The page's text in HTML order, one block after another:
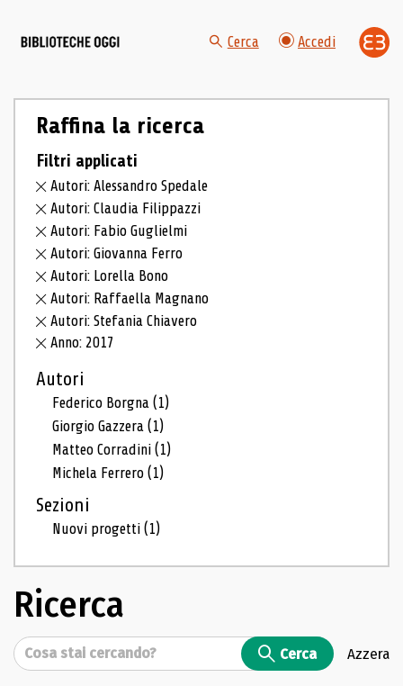
Cerca Accedi
Raffina la ricerca
Filtri applicati
Autori: Alessandro Spedale
Autori: Claudia Filippazzi
Autori: Fabio Guglielmi
Autori: Giovanna Ferro
Autori: Lorella Bono
Autori: Raffaella Magnano
Autori: Stefania Chiavero
Anno: 2017
Autori
Federico Borgna(1)
Giorgio Gazzera(1)
Matteo Corradini(1)
Michela Ferrero(1)
Sezioni
Nuovi progetti(1)
Ricerca
Cerca Cerca Azzera